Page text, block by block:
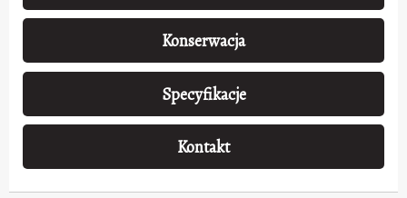
Konserwacja
Specyfikacje
Kontakt